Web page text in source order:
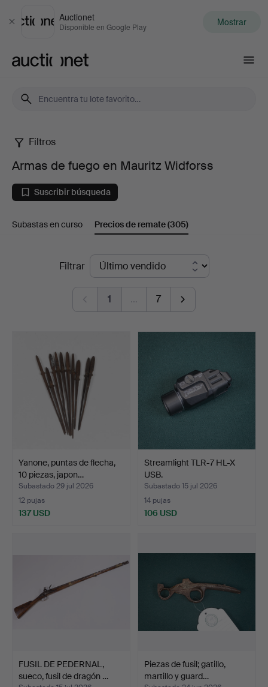
Cerrar
Auctionet
Disponible en Google Play Mostrar
Armas
de
fuego
en
Mauritz
Widforss
Filtros
Armas de fuego en Mauritz Widforss
Suscribir búsqueda
Subastas en curso Precios de remate(305)
Filtrar
1 … 7
Yanone, puntas de flecha,
10 piezas, japon…
Subastado 29 jul 2026
12 pujas
137 USD
Streamlight TLR-7 HL-X
USB.
Subastado 15 jul 2026
14 pujas
106 USD
FUSIL DE PEDERNAL,
sueco, fusil de dragón …
Piezas de fusil; gatillo,
martillo y guard…